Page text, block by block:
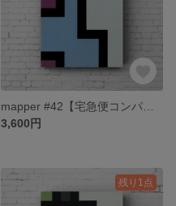
3,600円
残り1点